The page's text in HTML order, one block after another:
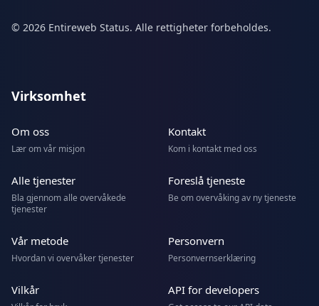
© 2026 Entireweb Status. Alle rettigheter forbeholdes.
Virksomhet
Om oss
Lær om vår misjon
Kontakt
Kom i kontakt med oss
Alle tjenester
Bla gjennom alle overvåkede
tjenester
Foreslå tjeneste
Be om overvåking av ny tjeneste
Vår metode
Hvordan vi overvåker tjenester
Personvern
Personvernserklæring
Vilkår API for developers